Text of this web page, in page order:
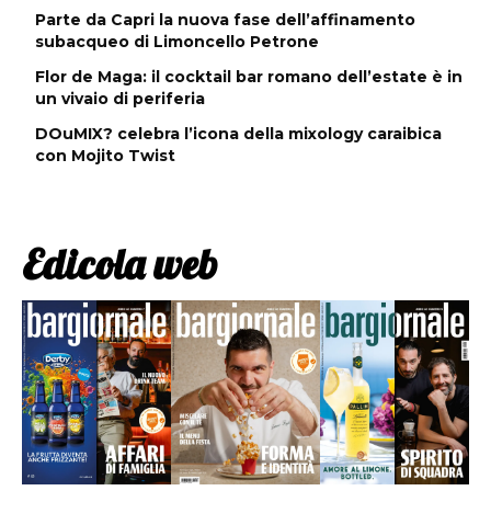
Parte da Capri la nuova fase dell’affinamento
subacqueo di Limoncello Petrone
Flor de Maga: il cocktail bar romano dell’estate è in
un vivaio di periferia
DOuMIX? celebra l’icona della mixology caraibica
con Mojito Twist
Edicola web